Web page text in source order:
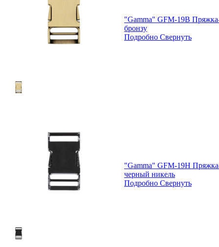
"Gamma" GFM-19B
бронзу
Подробно Свернуть
"Gamma" GFM-19H
черный никель
Подробно Свернуть